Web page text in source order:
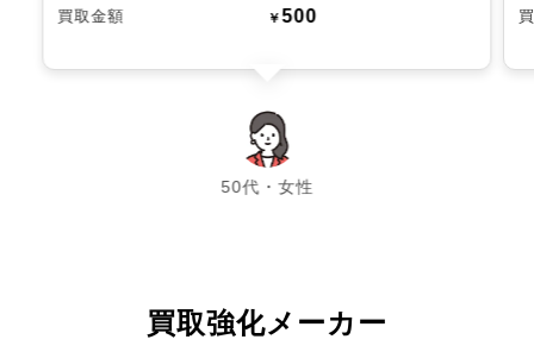
買取金額 ￥500
50代・女性
chevron_left chevron_right
買取強化メーカー